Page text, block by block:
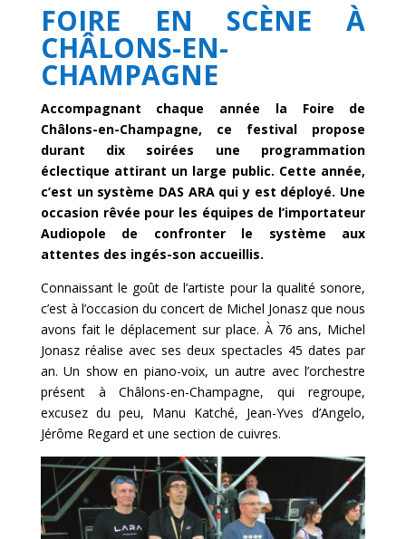
FOIRE EN SCÈNE À
CHÂLONS-EN-
CHAMPAGNE
Accompagnant chaque année la Foire de
Châlons-en-Champagne, ce festival propose
durant dix soirées une programmation
éclectique attirant un large public. Cette année,
c’est un système DAS ARA qui y est déployé. Une
occasion rêvée pour les équipes de l’importateur
Audiopole de confronter le système aux
attentes des ingés-son accueillis.
Connaissant le goût de l’artiste pour la qualité sonore,
c’est à l’occasion du concert de Michel Jonasz que nous
avons fait le déplacement sur place. À 76 ans, Michel
Jonasz réalise avec ses deux spectacles 45 dates par
an. Un show en piano-voix, un autre avec l’orchestre
présent à Châlons-en-Champagne, qui regroupe,
excusez du peu, Manu Katché, Jean-Yves d’Angelo,
Jérôme Regard et une section de cuivres.